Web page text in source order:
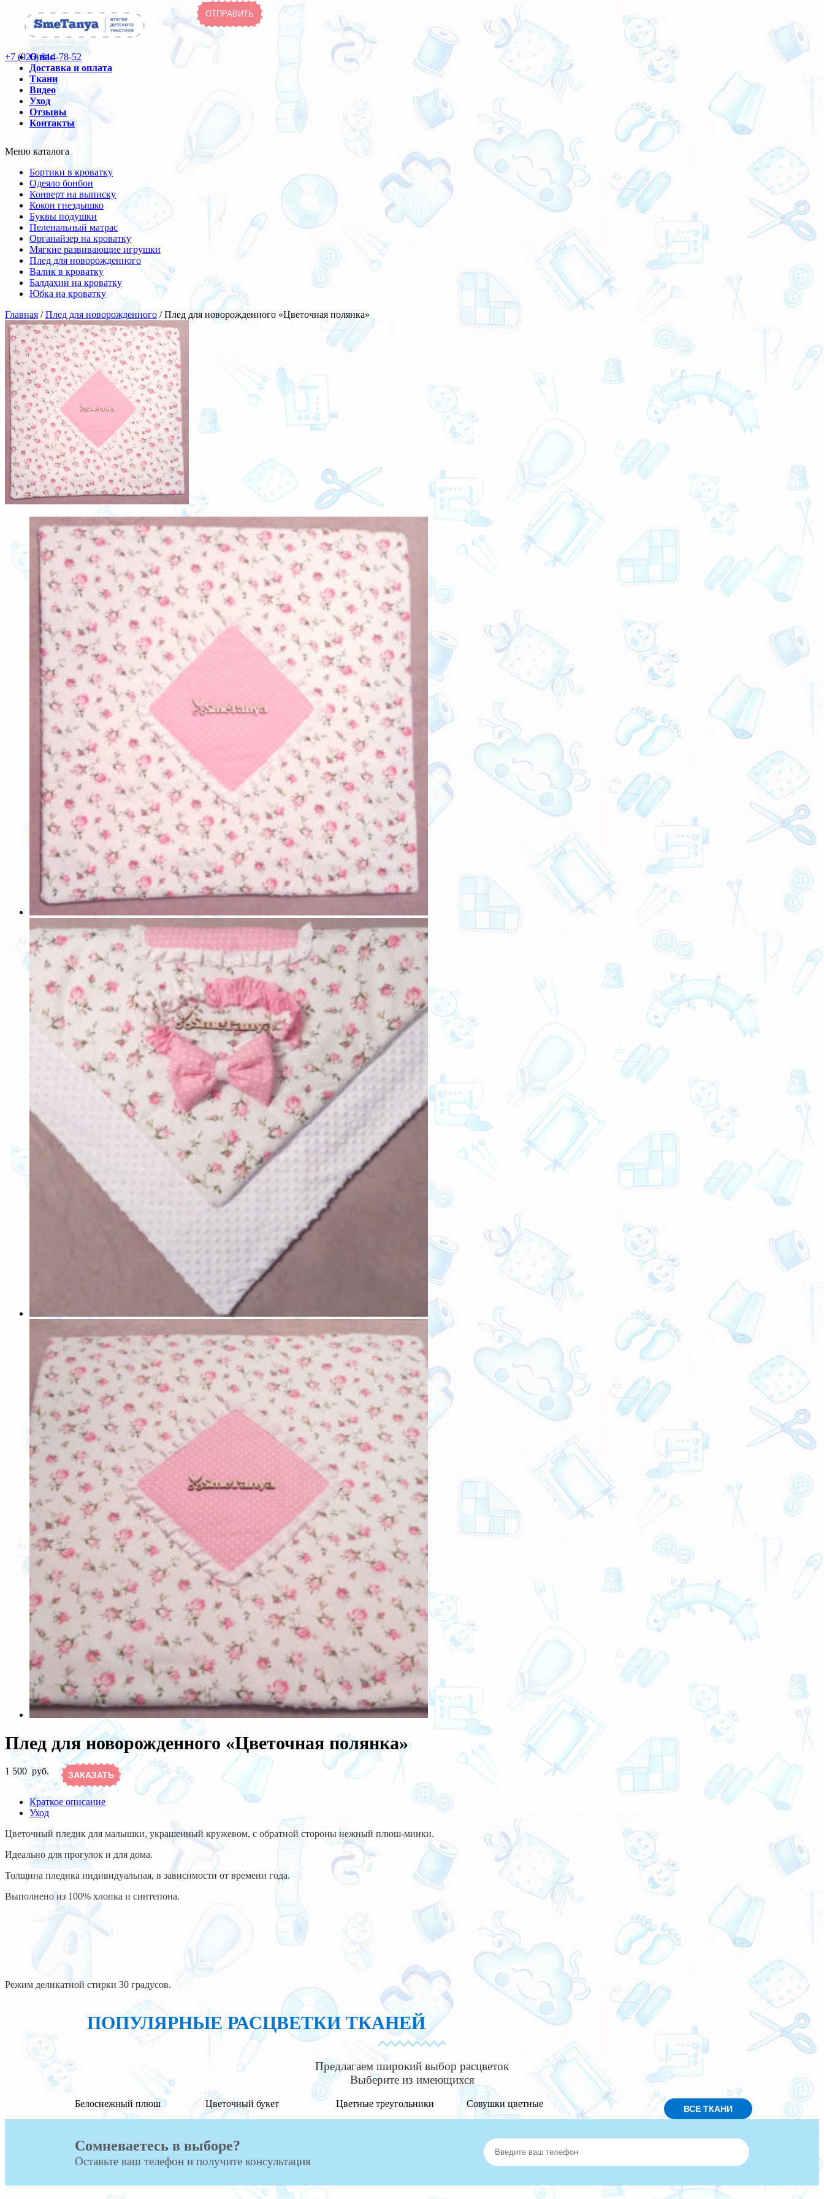
О нас
Доставка и оплата
Ткани
Видео
Уход
Отзывы
Контакты
+7 (926) 914-78-52
Меню каталога
Бортики в кроватку
Одеяло бонбон
Конверт на выписку
Кокон гнездышко
Буквы подушки
Пеленальный матрас
Органайзер на кроватку
Мягкие развивающие игрушки
Плед для новорожденного
Валик в кроватку
Балдахин на кроватку
Юбка на кроватку
Главная /Плед для новорожденного / Плед для новорожденного «Цветочная полянка»
Плед для новорожденного «Цветочная полянка»
1 500 руб. ЗАКАЗАТЬ
Краткое описание
Уход
Цветочный пледик для малышки, украшенный кружевом, с обратной стороны нежный плюш-минки.
Идеально для прогулок и для дома.
Толщина пледика индивидуальная, в зависимости от времени года.
Выполнено из 100% хлопка и синтепона.
Режим деликатной стирки 30 градусов.
ПОПУЛЯРНЫЕ РАСЦВЕТКИ ТКАНЕЙ
Предлагаем широкий выбор расцветок
Выберите из имеющихся
Белоснежный плюш Цветочный букет Цветные треугольники Совушки цветные ВСЕ ТКАНИ
Сомневаетесь в выборе?
Оставьте ваш телефон и получите консультация